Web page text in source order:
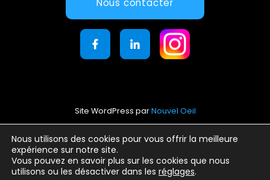
Nous utilisons des cookies pour vous offrir la meilleure
expérience sur notre site.
Vous pouvez en savoir plus sur les cookies que nous
utilisons ou les désactiver dans les réglages.
Nous contacter
Site WordPress parNouvel Oeil
Mentions légales
Conditions générales d’utilisation
Politique de confidentialité